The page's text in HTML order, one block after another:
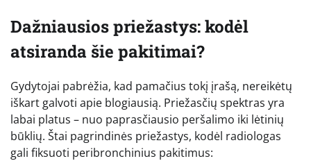
Dažniausios priežastys: kodėl
atsiranda šie pakitimai?
Gydytojai pabrėžia, kad pamačius tokį įrašą, nereikėtų
iškart galvoti apie blogiausią. Priežasčių spektras yra
labai platus – nuo paprasčiausio peršalimo iki lėtinių
būklių. Štai pagrindinės priežastys, kodėl radiologas
gali fiksuoti peribronchinius pakitimus: